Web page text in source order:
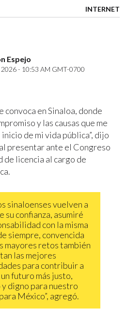
INTERNET
Espejo
2026 - 10:53 AM GMT-0700
convoca en Sinaloa, donde
y las causas que me
de mi vida pública”, dijo
presentar ante el Congreso
de licencia al cargo de
sinaloenses vuelven a
su confianza, asumiré
con la misma
siempre, convencida
mayores retos también
las mejores
para contribuir a
futuro más justo,
digno para nuestro
México”, agregó.